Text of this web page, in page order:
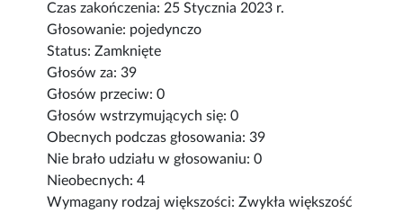
Czas zakończenia: 25 Stycznia 2023 r.
Głosowanie: pojedynczo
Status: Zamknięte
Głosów za: 39
Głosów przeciw: 0
Głosów wstrzymujących się: 0
Obecnych podczas głosowania: 39
Nie brało udziału w głosowaniu: 0
Nieobecnych: 4
Wymagany rodzaj większości: Zwykła większość